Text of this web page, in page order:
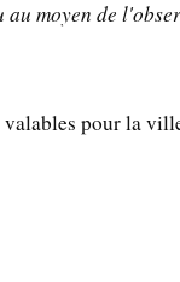
au moyen de
valables pour la